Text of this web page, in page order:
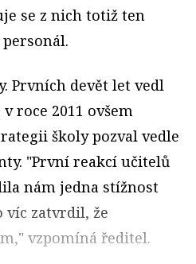
se z nich totiž ten
Prvních devět let vedl
roce 2011 ovšem
školy pozval vedle
"První reakcí učitelů
nám jedna stížnost
víc zatvrdil, že
vzpomíná ředitel.